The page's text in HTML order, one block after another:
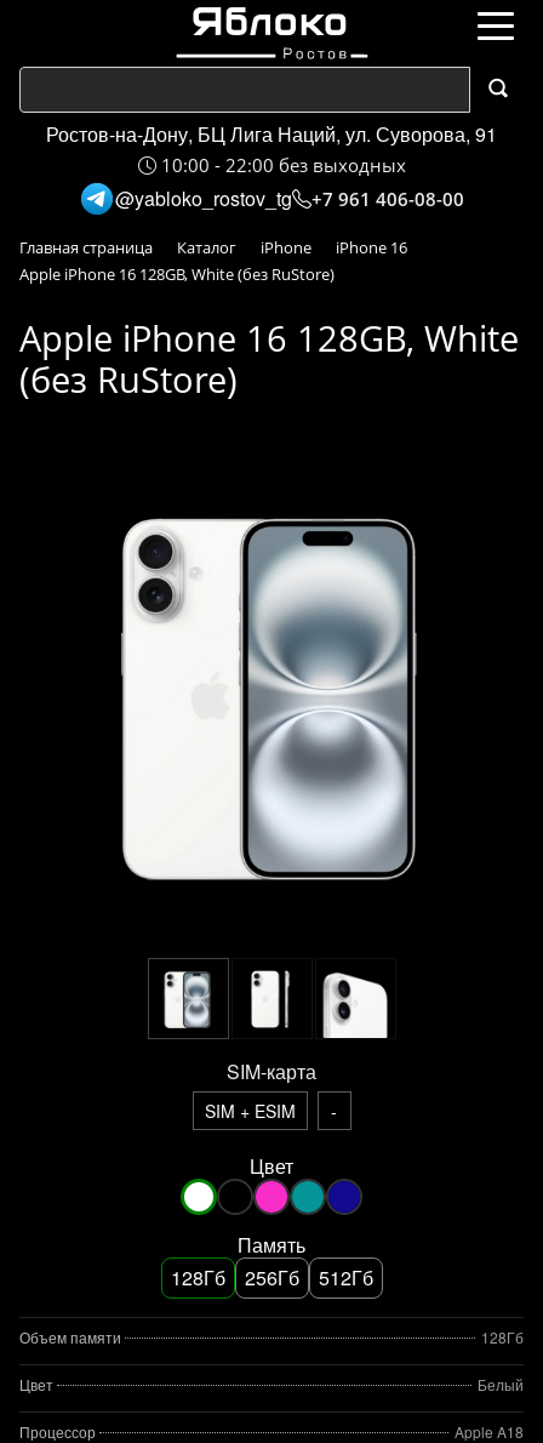
Ростов-на-Дону, БЦ Лига Наций, ул. Суворова, 91
10:00 - 22:00 без выходных
@yabloko_rostov_tg +7 961 406-08-00
Главная страница Каталог iPhone
iPhone 16
Apple iPhone 16 128GB, White (без RuStore)
Apple iPhone 16 128GB, White
(без RuStore)
SIM-карта
SIM + ESIM -
Цвет
Память
128Гб
256Гб 512Гб
Объем памяти 128Гб
Цвет Белый
Процессор Apple A18